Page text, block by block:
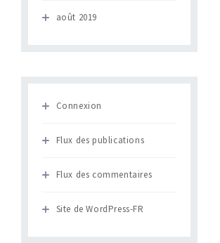
août 2019
Connexion
Flux des publications
Flux des commentaires
Site de WordPress-FR